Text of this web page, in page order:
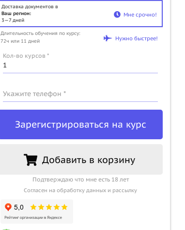
Доставка документов в
Ваш регион:
3—7 дней
Мне срочно!
Длительность обучения по курсу:
72ч или 11 дней
Нужно быстрее!
Кол-во курсов *
Укажите телефон *
Зарегистрироваться на курс
Добавить в корзину
Подтверждаю что мне есть 18 лет
Согласен на обработку данных и рассылку